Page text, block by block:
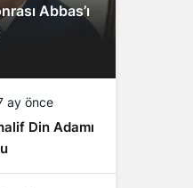
Abbas’ı
ay önce
Din Adamı